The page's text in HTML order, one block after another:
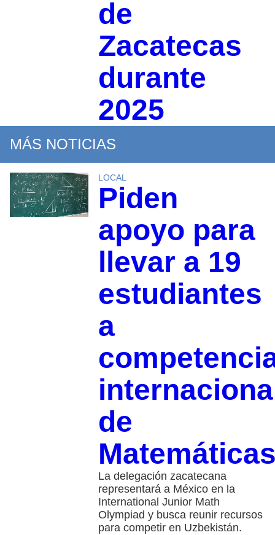
de
Zacatecas
durante
2025
MÁS NOTICIAS
LOCAL
Piden
apoyo para
llevar a 19
estudiantes
a
de
La delegación zacatecana
representará a México en la
International Junior Math
Olympiad y busca reunir recursos
para competir en Uzbekistán.